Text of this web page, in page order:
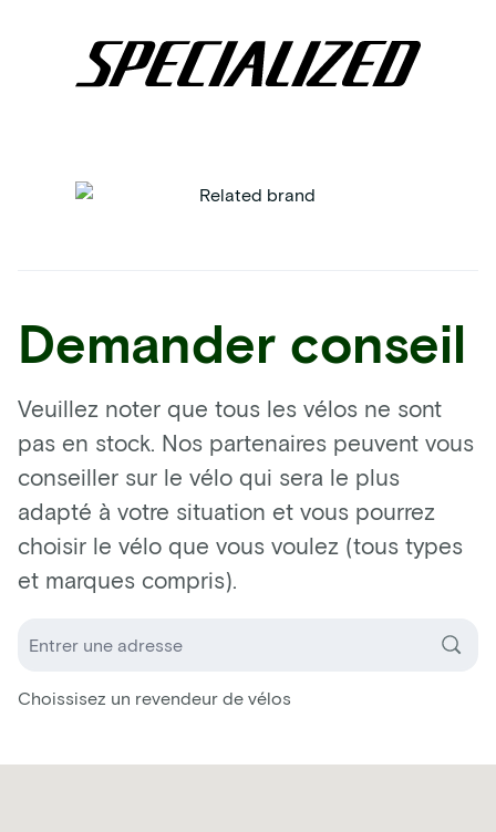
Demander conseil
Veuillez noter que tous les vélos ne sont
pas en stock. Nos partenaires peuvent vous
conseiller sur le vélo qui sera le plus
adapté à votre situation et vous pourrez
choisir le vélo que vous voulez (tous types
et marques compris).
Choissisez un revendeur de vélos